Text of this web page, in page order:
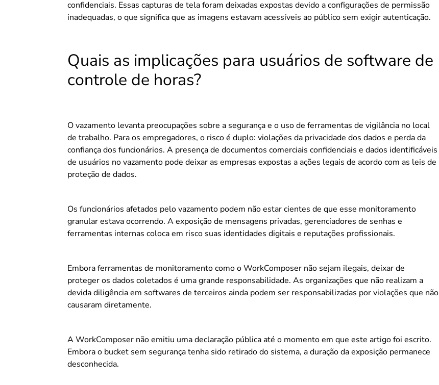
confidenciais. Essas capturas de tela foram deixadas expostas devido a configurações de permissão
inadequadas, o que significa que as imagens estavam acessíveis ao público sem exigir autenticação.
Quais as implicações para usuários de software de
controle de horas?
O vazamento levanta preocupações sobre a segurança e o uso de ferramentas de vigilância no local
de trabalho. Para os empregadores, o risco é duplo: violações da privacidade dos dados e perda da
confiança dos funcionários. A presença de documentos comerciais confidenciais e dados identificáveis
de usuários no vazamento pode deixar as empresas expostas a ações legais de acordo com as leis de
proteção de dados.
Os funcionários afetados pelo vazamento podem não estar cientes de que esse monitoramento
granular estava ocorrendo. A exposição de mensagens privadas, gerenciadores de senhas e
ferramentas internas coloca em risco suas identidades digitais e reputações profissionais.
Embora ferramentas de monitoramento como o WorkComposer não sejam ilegais, deixar de
proteger os dados coletados é uma grande responsabilidade. As organizações que não realizam a
devida diligência em softwares de terceiros ainda podem ser responsabilizadas por violações que não
causaram diretamente.
A WorkComposer não emitiu uma declaração pública até o momento em que este artigo foi escrito.
Embora o bucket sem segurança tenha sido retirado do sistema, a duração da exposição permanece
desconhecida.